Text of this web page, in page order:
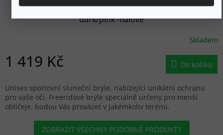
JULBO Sluneční brýle WHOOPS SP3 CF aubergine
dark/pink -fialové
Skladem
1 419 Kč Do košíku
Unisex sportovní sluneční brýle, nabízející unikátní ochranu
pro vaše oči. Freeridové brýle speciálně určeny pro menší
obličeje, budou Vás provázet v jakémkoliv terénu.
ZOBRAZIT VŠECHNY PODOBNÉ PRODUKTY